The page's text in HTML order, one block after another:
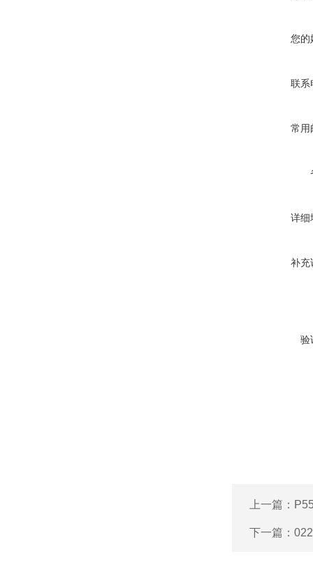
您的
联系
常用
详细
补充
验
上一篇：
下一篇：